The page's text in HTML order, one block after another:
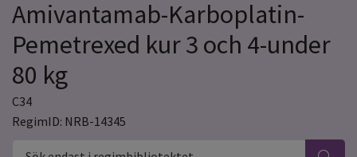
Amivantamab-Karboplatin-
Pemetrexed kur 3 och 4-under
80 kg
C34
RegimID: NRB-14345
Sök endast i regimbibliotektet